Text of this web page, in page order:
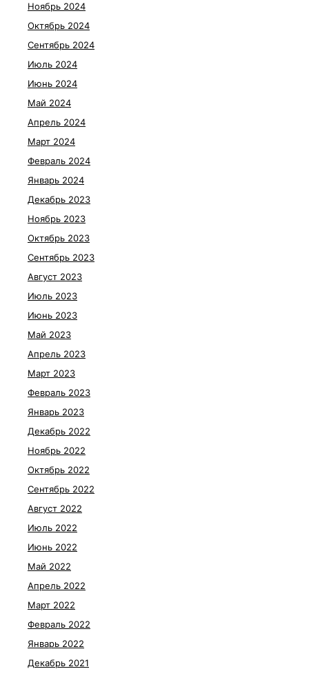
Ноябрь 2024
Октябрь 2024
Сентябрь 2024
Июль 2024
Июнь 2024
Май 2024
Апрель 2024
Март 2024
Февраль 2024
Январь 2024
Декабрь 2023
Ноябрь 2023
Октябрь 2023
Сентябрь 2023
Август 2023
Июль 2023
Июнь 2023
Май 2023
Апрель 2023
Март 2023
Февраль 2023
Январь 2023
Декабрь 2022
Ноябрь 2022
Октябрь 2022
Сентябрь 2022
Август 2022
Июль 2022
Июнь 2022
Май 2022
Апрель 2022
Март 2022
Февраль 2022
Январь 2022
Декабрь 2021